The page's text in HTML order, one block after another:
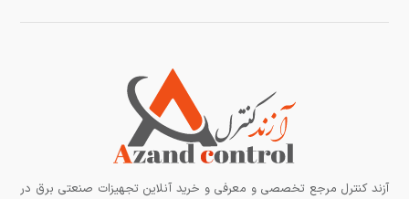
آزند کنترل مرجع تخصصی و معرفی و خرید آنلاین تجهیزات صنعتی برق در